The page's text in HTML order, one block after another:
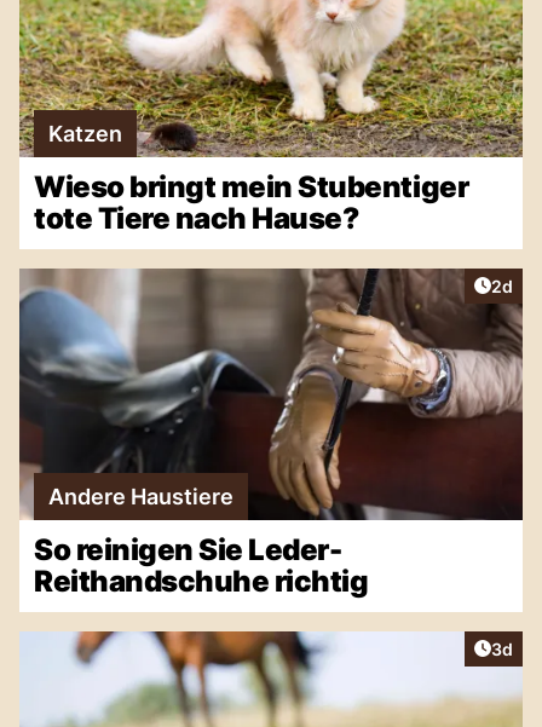
Katzen
Wieso bringt mein Stubentiger
tote Tiere nach Hause?
2d
Andere Haustiere
So reinigen Sie Leder-
Reithandschuhe richtig
3d